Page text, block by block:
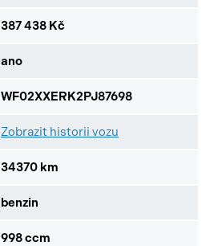
387 438 Kč
ano
WF02XXERK2PJ87698
Zobrazit historii vozu
34370 km
benzin
998 ccm